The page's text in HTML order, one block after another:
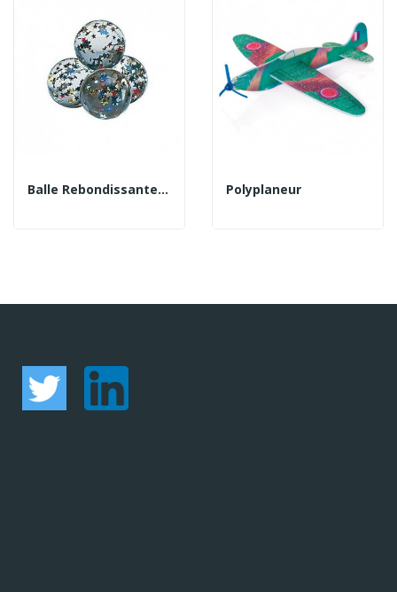
Balle Rebondissante Étoiles Colorées Polyplaneur